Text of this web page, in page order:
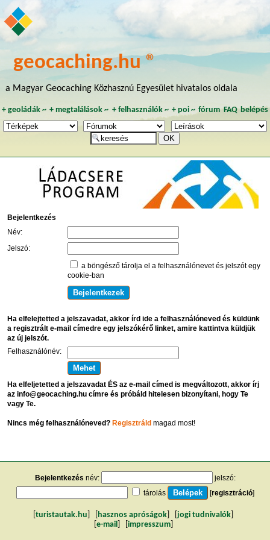
geocaching.hu ®
a Magyar Geocaching Közhasznú Egyesület hivatalos oldala
+ geoládák~ +megtalálások ~ + felhasználók~ + poi~ fórum FAQ belépés
Bejelentkezés
Név:
Jelszó:
a böngésző tárolja el a felhasználónevet és jelszót egy
cookie-ban
Ha elfelejtetted a jelszavadat, akkor írd ide a felhasználóneved és küldünk
a regisztrált e-mail címedre egy jelszókérő linket, amire kattintva küldjük
az új jelszót.
Felhasználónév:
Ha elfeljetetted a jelszavadat ÉS az e-mail címed is megváltozott, akkor írj
az info@geocaching.hu címre és próbáld hitelesen bizonyítani, hogy Te
vagy Te.
Nincs még felhasználóneved? Regisztráldmagad most!
Bejelentkezés név:
jelszó:
tárolás
[regisztráció]
turistautak.hu hasznos apróságok jogi tudnivalók
e-mail impresszum]